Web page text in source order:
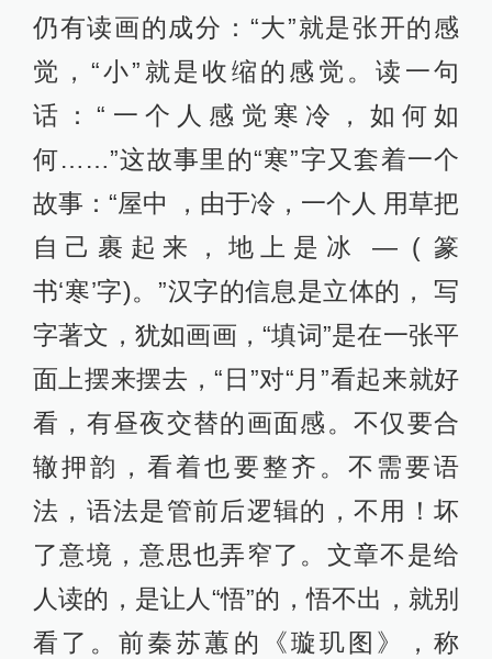
仍有读画的成分：“大”就是张开的感
觉，“小”就是收缩的感觉。读一句
话：“一个人感觉寒冷，如何如
何……”这故事里的“寒”字又套着一个
故事：“屋中 ，由于冷，一个人 用草把
自己裹起来，地上是冰 — ( 篆
书‘寒’字)。”汉字的信息是立体的， 写
字著文，犹如画画，“填词”是在一张平
面上摆来摆去，“日”对“月”看起来就好
看，有昼夜交替的画面感。不仅要合
辙押韵，看着也要整齐。不需要语
法，语法是管前后逻辑的，不用！坏
了意境，意思也弄窄了。文章不是给
人读的，是让人“悟”的，悟不出，就别
看了。前秦苏蕙的《璇玑图》，称